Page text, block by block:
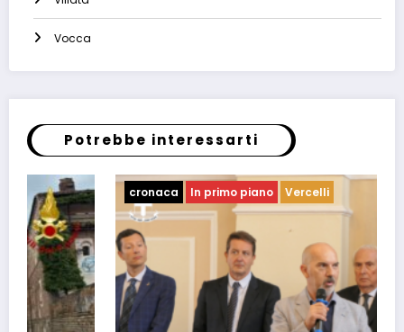
Vocca
Potrebbe interessarti
cronaca In primo piano Vercelli